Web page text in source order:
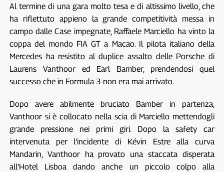
Al termine di una gara molto tesa e di altissimo livello, che
ha riflettuto appieno la grande competitività messa in
campo dalle Case impegnate, Raffaele Marciello ha vinto la
coppa del mondo FIA GT a Macao. Il pilota italiano della
Mercedes ha resistito al duplice assalto delle Porsche di
Laurens Vanthoor ed Earl Bamber, prendendosi quel
successo che in Formula 3 non era mai arrivato.
Dopo avere abilmente bruciato Bamber in partenza,
Vanthoor si è collocato nella scia di Marciello mettendogli
grande pressione nei primi giri. Dopo la safety car
intervenuta per l’incidente di Kévin Estre alla curva
Mandarin, Vanthoor ha provato una staccata disperata
all’Hotel Lisboa dando anche un piccolo colpo alla